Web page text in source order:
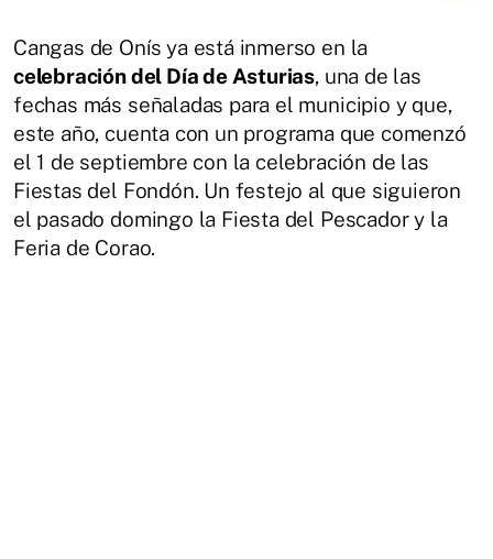
Cangas de Onís ya está inmerso en la
celebración del Día de Asturias, una de las
fechas más señaladas para el municipio y que,
este año, cuenta con un programa que comenzó
el 1 de septiembre con la celebración de las
Fiestas del Fondón. Un festejo al que siguieron
el pasado domingo la Fiesta del Pescador y la
Feria de Corao.